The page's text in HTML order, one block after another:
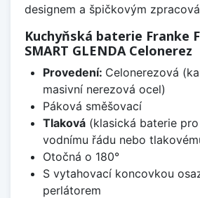
designem a špičkovým
Kuchyňská baterie Franke
SMART GLENDA Celonerez
Provedení: Celonerezová
masivní nerezová ocel)
Páková směšovací
Tlaková(klasická baterie
vodnímu řádu nebo
Otočná o 180°
S vytahovací koncovkou
perlátorem